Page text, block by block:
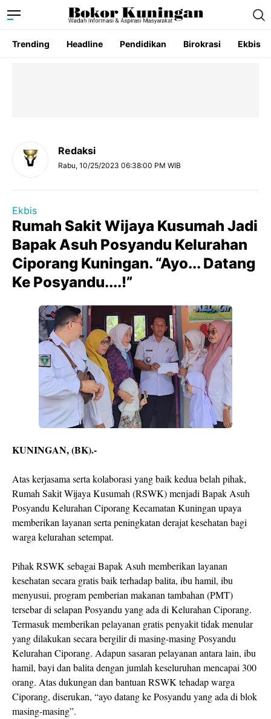
Trending Headline Pendidikan Birokrasi Ekbis
Redaksi
Rabu, 10/25/2023 06:38:00 PM WIB
Ekbis
Rumah Sakit Wijaya Kusumah Jadi
Bapak Asuh Posyandu Kelurahan
Ciporang Kuningan. “Ayo... Datang
Ke Posyandu....!”
KUNINGAN, (BK).-
Atas kerjasama serta kolaborasi yang baik kedua belah pihak,
Rumah Sakit Wijaya Kusumah (RSWK) menjadi Bapak Asuh
Posyandu Kelurahan Ciporang Kecamatan Kuningan upaya
memberikan layanan serta peningkatan derajat kesehatan bagi
warga kelurahan setempat.
Pihak RSWK sebagai Bapak Asuh memberikan layanan
kesehatan secara gratis baik terhadap balita, ibu hamil, ibu
menyusui, program pemberian makanan tambahan (PMT)
tersebar di selapan Posyandu yang ada di Kelurahan Ciporang.
Termasuk memberikan pelayanan gratis penyakit tidak menular
yang dilakukan secara bergilir di masing-masing Posyandu
Kelurahan Ciporang. Adapun sasaran pelayanan antara lain, ibu
hamil, bayi dan balita dengan jumlah keseluruhan mencapai 300
orang. Atas dukungan dan bantuan RSWK tehadap warga
Ciporang, diserukan, “ayo datang ke Posyandu yang ada di blok
masing-masing”.